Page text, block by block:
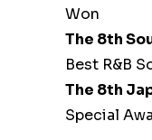
Won
The 8th
Best R&B
The 8th
Special